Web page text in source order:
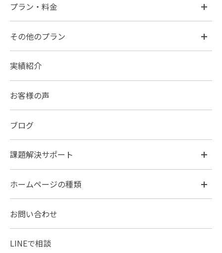
プラン・料金
その他のプラン
実績紹介
お客様の声
ブログ
課題解決サポート
ホームページの種類
お問い合わせ
LINEで相談